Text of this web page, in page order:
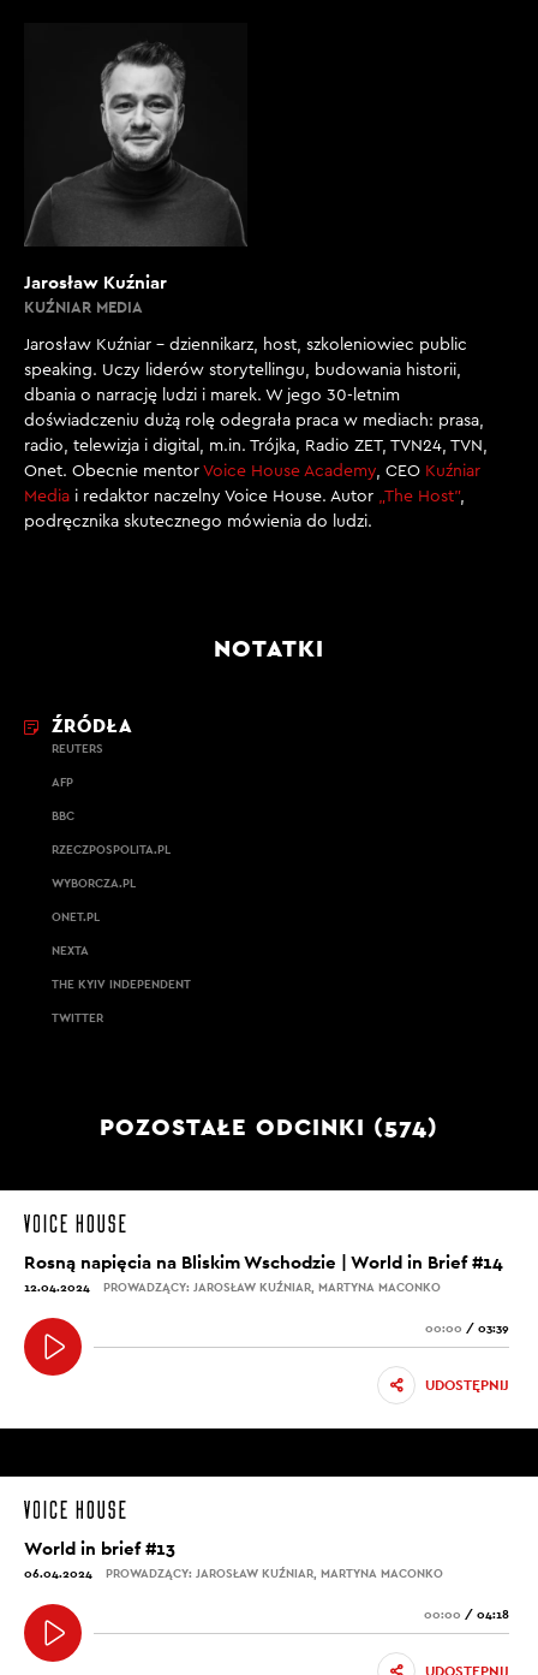
Jarosław Kuźniar
KUŹNIAR MEDIA
Jarosław Kuźniar – dziennikarz, host, szkoleniowiec public
speaking. Uczy liderów storytellingu, budowania historii,
dbania o narrację ludzi i marek. W jego 30-letnim
doświadczeniu dużą rolę odegrała praca w mediach: prasa,
radio, telewizja i digital, m.in. Trójka, Radio ZET, TVN24, TVN,
Onet. Obecnie mentor Voice House Academy , CEO Kuźniar
Media i redaktor naczelny Voice House. Autor „The Host”,
podręcznika skutecznego mówienia do ludzi.
NOTATKI
ŹRÓDŁA
REUTERS
AFP
BBC
RZECZPOSPOLITA.PL
WYBORCZA.PL
ONET.PL
NEXTA
THE KYIV INDEPENDENT
TWITTER
POZOSTAŁE ODCINKI (574)
Rosną napięcia na Bliskim Wschodzie | World in Brief #14
12.04.2024 PROWADZĄCY: JAROSŁAW KUŹNIAR, MARTYNA MACONKO
00:00 / 03:39
UDOSTĘPNIJ
World in brief #13
06.04.2024 PROWADZĄCY: JAROSŁAW KUŹNIAR, MARTYNA MACONKO
00:00 / 04:18
UDOSTĘPNIJ